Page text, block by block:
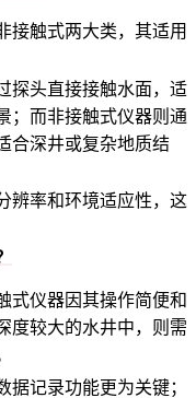
接触式两大类，其适用
探头直接接触水面，适
；而非接触式仪器则通
合深井或复杂地质结
辨率和环境适应性，这
式仪器因其操作简便和
度较大的水井中，则需
记录功能更为关键；